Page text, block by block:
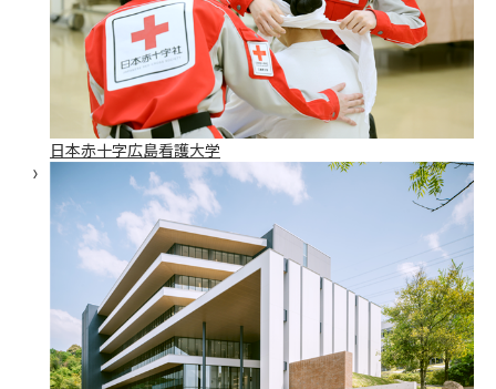
日本赤十字広島看護大学